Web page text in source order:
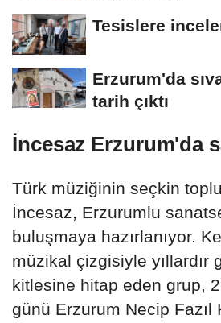
Tesislere
Erzurum'da
tarih çıktı
İncesaz Erzurum'da
Türk müziğinin seçkin
İncesaz, Erzurumlu
buluşmaya hazırlanıyor.
müzikal çizgisiyle yıllardır
kitlesine hitap eden grup,
günü Erzurum Necip Fazıl